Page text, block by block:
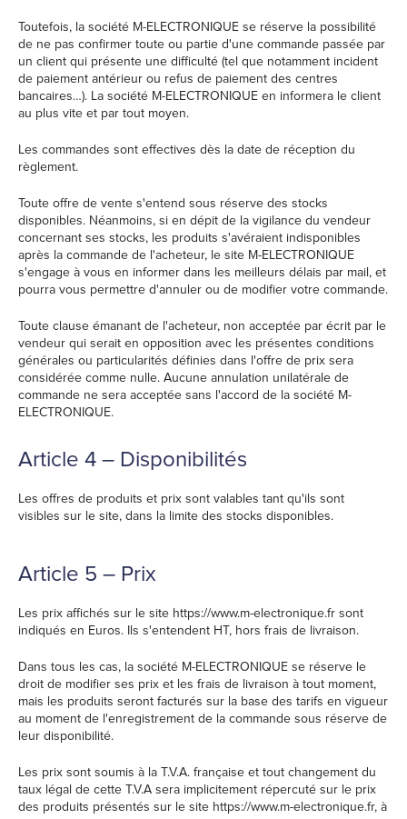
Toutefois, la société M-ELECTRONIQUE se réserve la possibilité
de ne pas confirmer toute ou partie d'une commande passée par
un client qui présente une difficulté (tel que notamment incident
de paiement antérieur ou refus de paiement des centres
bancaires…). La société M-ELECTRONIQUE en informera le client
au plus vite et par tout moyen.
Les commandes sont effectives dès la date de réception du
règlement.
Toute offre de vente s'entend sous réserve des stocks
disponibles. Néanmoins, si en dépit de la vigilance du vendeur
concernant ses stocks, les produits s'avéraient indisponibles
après la commande de l'acheteur, le site M-ELECTRONIQUE
s'engage à vous en informer dans les meilleurs délais par mail, et
pourra vous permettre d'annuler ou de modifier votre commande.
Toute clause émanant de l'acheteur, non acceptée par écrit par le
vendeur qui serait en opposition avec les présentes conditions
générales ou particularités définies dans l'offre de prix sera
considérée comme nulle. Aucune annulation unilatérale de
commande ne sera acceptée sans l'accord de la société M-
ELECTRONIQUE.
Article 4 – Disponibilités
Les offres de produits et prix sont valables tant qu'ils sont
visibles sur le site, dans la limite des stocks disponibles.
Article 5 – Prix
Les prix affichés sur le site https://www.m-electronique.fr sont
indiqués en Euros. Ils s'entendent HT, hors frais de livraison.
Dans tous les cas, la société M-ELECTRONIQUE se réserve le
droit de modifier ses prix et les frais de livraison à tout moment,
mais les produits seront facturés sur la base des tarifs en vigueur
au moment de l'enregistrement de la commande sous réserve de
leur disponibilité.
Les prix sont soumis à la T.V.A. française et tout changement du
taux légal de cette T.V.A sera implicitement répercuté sur le prix
des produits présentés sur le site https://www.m-electronique.fr, à